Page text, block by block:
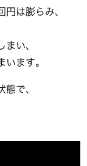
は膨らみ、
まい、
います。
態で、